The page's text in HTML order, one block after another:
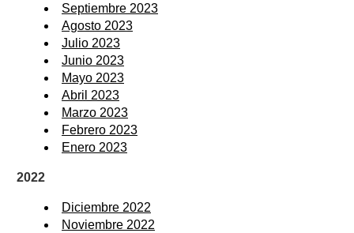
Septiembre 2023
Agosto 2023
Julio 2023
Junio 2023
Mayo 2023
Abril 2023
Marzo 2023
Febrero 2023
Enero 2023
2022
Diciembre 2022
Noviembre 2022